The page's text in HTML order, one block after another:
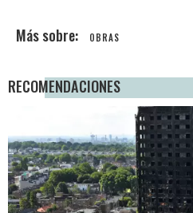
OBRAS
RECOMENDACIONES